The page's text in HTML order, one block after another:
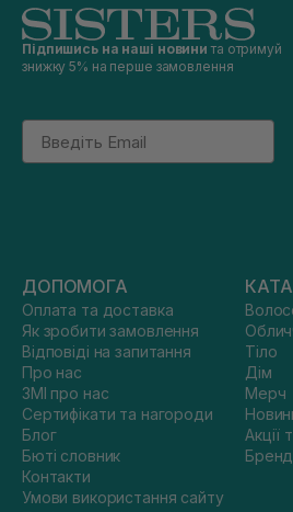
Підпишись на наші новини та отримуй
знижку 5% на перше замовлення
Email
ДОПОМОГА
Оплата та доставка
Як зробити замовлення
Відповіді на запитання
Про нас
ЗМІ про нас
Сертифікати та нагороди
Блог
Бюті словник
Контакти
Умови використання сайту
Тіло
Дім
Мерч
Акції